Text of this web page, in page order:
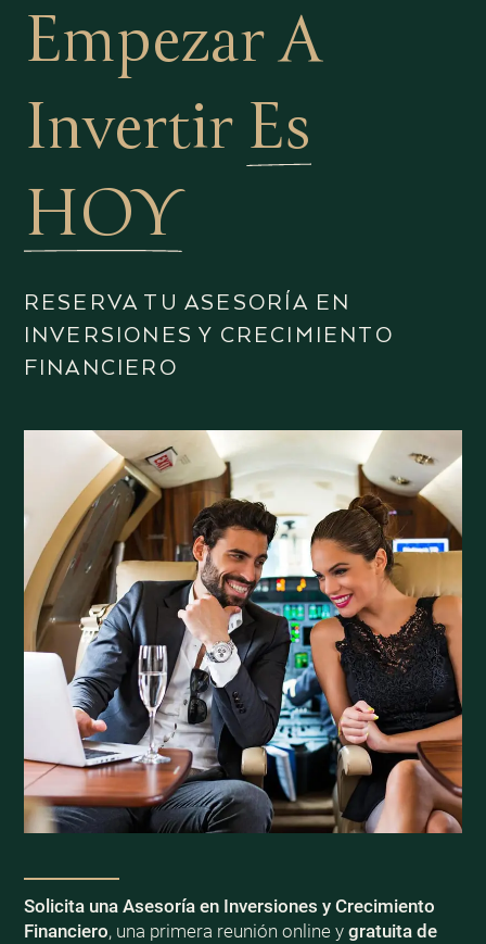
Empezar A
Invertir Es
HOY
RESERVA TU ASESORÍA EN
INVERSIONES Y CRECIMIENTO
FINANCIERO
Solicita una Asesoría en Inversiones y Crecimiento
Financiero, una primera reunión online y gratuita de